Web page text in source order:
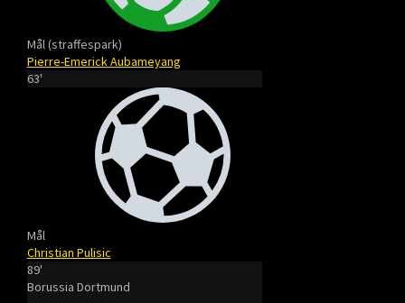
Mål (straffespark)
Pierre-Emerick Aubameyang
63'
Mål
Christian Pulisic
89'
Borussia Dortmund